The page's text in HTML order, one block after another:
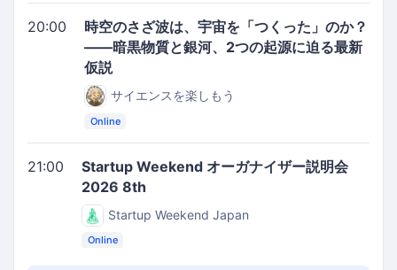
20:00
時空のさざ波は、宇宙を「つくった」のか？
――暗黒物質と銀河、2つの起源に迫る最新
仮説
サイエンスを楽しもう
Online
21:00
Startup Weekend オーガナイザー説明会
2026 8th
Startup Weekend Japan
Online